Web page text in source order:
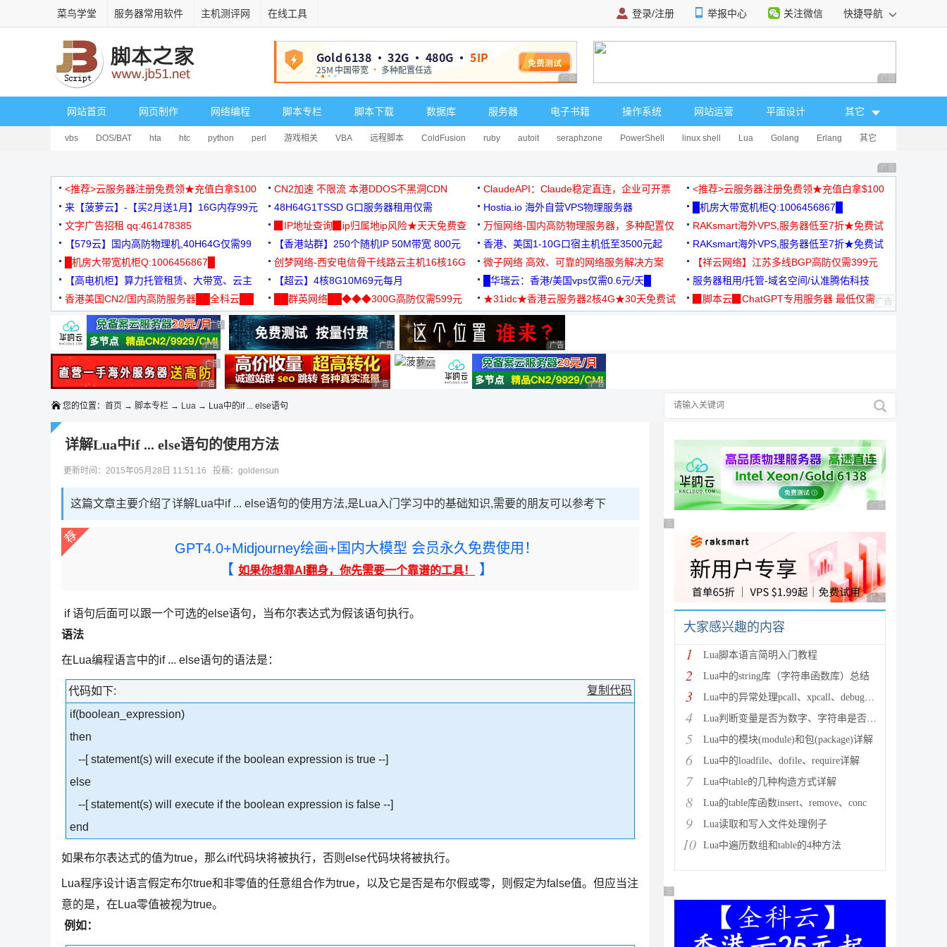
菜鸟学堂 服务器常用软件 主机测评网 在线工具 登录/注册 举报中心 关注微信 快捷导航
广告 商业广告，理性选择 广告 商业广告，理
网站首页 网页制作 网络编程 脚本专栏 脚本下载 数据库 服务器 电子书籍 操作系统 网站运营 平面设计 其它
vbs DOS/BAT hta htc python perl 游戏相关 VBA 远程脚本 ColdFusion ruby autoit seraphzone PowerShell linux shell Lua Golang Erlang 其它
广告 商业广告，理
<推荐>云服务器注册免费领★充值白拿$100 CN2加速 不限流 本港DDOS不黑洞CDN ClaudeAPI：Claude稳定直连，企业可开票
<推荐>云服务器注册免费领★充值白拿$100
来【菠萝云】-【买2月送1月】16G内存99元
48H64G1TSSD G口服务器租用仅需
3000+可免费测试
Hostia.io 海外自营VPS物理服务器
█机房大带宽机柜Q:1006456867█
文字广告招租 qq:461478385
▉IP地址查询▉ip归属地ip风险★天天免费查
万恒网络-国内高防物理服务器，多种配置仅
99元/月起
RAKsmart海外VPS,服务器低至7折★免费试
用★
【579云】国内高防物理机,40H64G仅需99
元
【香港站群】250个随机IP 50M带宽 800元 香港、美国1-10G口宿主机低至3500元起
RAKsmart海外VPS,服务器低至7折★免费试
用★
█机房大带宽机柜Q:1006456867█
创梦网络-西安电信骨干线路云主机16核16G
88元/月
微子网络 高效、可靠的网络服务解决方案
【祥云网络】江苏多线BGP高防仅需399元
【高电机柜】算力托管租赁、大带宽、云主
机
【超云】4核8G10M69元每月 █华瑞云：香港/美国vps仅需0.6元/天█
服务器租用/托管-域名空间/认准腾佑科技
香港美国CN2/国内高防服务器██全科云██
██群英网络██◆◆◆300G高防仅需599元
◆◆◆
★31idc★香港云服务器2核4G★30天免费试
用◆
▉脚本云▉ChatGPT专用服务器 最低仅需
广告 商业广告，理性选择
广告 商业广告，理性选择
广告 商业广告，理性选择
广告 商业广告，理性选择 广告 商业广告，理性选择
广告 商业广告，理性选择
广告 商业广告，理性选择
广告 商业广告，理性选择
广告 商业广告，理性选择
广告 商业广告，理性选择
您的位置： 首页 → 脚本专栏 → Lua → Lua中的if ... else语句
详解Lua中if ... else语句的使用方法
更新时间：2015年05月28日 11:51:16 投稿：goldensun
这篇文章主要介绍了详解Lua中if ... else语句的使用方法,是Lua入门学习中的基础知识,需要的朋友可以参考下
GPT4.0+Midjourney绘画+国内大模型 会员永久免费使用！
【 如果你想靠AI翻身，你先需要一个靠谱的工具！ 】
if 语句后面可以跟一个可选的else语句，当布尔表达式为假该语句执行。
语法
在Lua编程语言中的if ... else语句的语法是：
复制代码
代码如下:
if(boolean_expression)
then
--[ statement(s) will execute if the boolean expression is true --]
else
--[ statement(s) will execute if the boolean expression is false --]
end
如果布尔表达式的值为true，那么if代码块将被执行，否则else代码块将被执行。
Lua程序设计语言假定布尔true和非零值的任意组合作为true，以及它是否是布尔假或零，则假定为false值。但应当注
意的是，在Lua零值被视为true。
例如：
广告 商业广告，理性
广告 商业广告，理性选择
广告 商业广告，理性
大家感兴趣的内容
1 Lua脚本语言简明入门教程
2 Lua中的string库（字符串函数库）总结
3 Lua中的异常处理pcall、xpcall、debug使用实
4 Lua判断变量是否为数字、字符串是否可以转换为数字等
5 Lua中的模块(module)和包(package)详解
6 Lua中的loadfile、dofile、require详解
7 Lua中table的几种构造方式详解
8 Lua的table库函数insert、remove、conc
9 Lua读取和写入文件处理例子
10 Lua中遍历数组和table的4种方法
广告 商业广告，理性选择